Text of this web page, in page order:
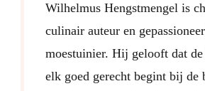
Wilhelmus Hengstmengel is
culinair auteur en
moestuinier. Hij gelooft dat de
elk goed gerecht begint bij de